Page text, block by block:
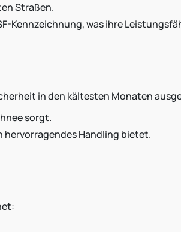
Straßen.
Kennzeichnung, was ihre
in den kältesten Monaten
sorgt.
hervorragendes Handling bietet.